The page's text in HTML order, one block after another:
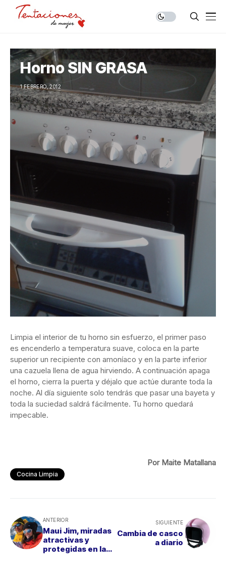
Horno SIN GRASA
1 FEBRERO, 2012
Limpia el interior de tu horno sin esfuerzo, el primer paso
es encenderlo a temperatura suave, coloca en la parte
superior un recipiente con amoníaco y en la parte inferior
una cazuela llena de agua hirviendo. A continuación apaga
el horno, cierra la puerta y déjalo que actúe durante toda la
noche. Al día siguiente solo tendrás que pasar una bayeta y
toda la suciedad saldrá fácilmente. Tu horno quedará
impecable.
Por Maite Matallana
Cocina Limpia
ANTERIOR
Maui Jim, miradas
atractivas y
protegidas en la
SIGUIENTE
Cambia de casco
a diario